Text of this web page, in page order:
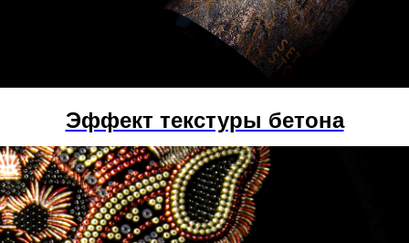
Эффект текстуры бетона